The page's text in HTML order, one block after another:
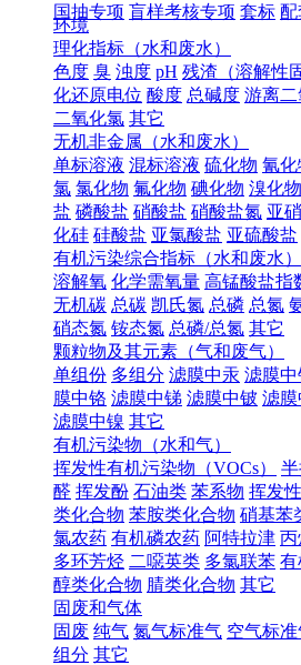
国抽专项 盲样考核专项 套标 配
环境
理化指标（水和废水）
色度 臭 浊度 pH 残渣（溶解性
化还原电位 酸度 总碱度 游离
二氧化氯 其它
无机非金属（水和废水）
单标溶液 混标溶液 硫化物 氰化
氯 氯化物 氟化物 碘化物 溴化物
盐 磷酸盐 硝酸盐 硝酸盐氮 亚
化硅 硅酸盐 亚氯酸盐 亚硫酸盐
有机污染综合指标（水和废水）
溶解氧 化学需氧量 高锰酸盐指
无机碳 总碳 凯氏氮 总磷 总氮
硝态氮 铵态氮 总磷/总氮 其它
颗粒物及其元素（气和废气）
单组份 多组分 滤膜中汞 滤膜中
膜中铬 滤膜中锑 滤膜中铍 滤
滤膜中镍 其它
有机污染物（水和气）
挥发性有机污染物（VOCs）
醛 挥发酚 石油类 苯系物 挥发
类化合物 苯胺类化合物 硝基苯
氯农药 有机磷农药 阿特拉津 丙
多环芳烃 二噁英类 多氯联苯 有
醇类化合物 腈类化合物 其它
固废和气体
固废 纯气 氮气标准气 空气标准
组分 其它